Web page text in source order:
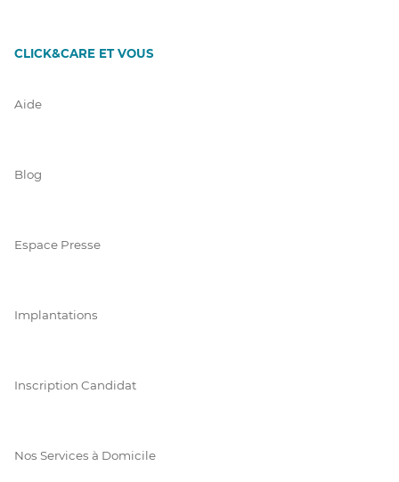
CLICK&CARE ET VOUS
Aide
Blog
Espace Presse
Implantations
Inscription Candidat
Nos Services à Domicile